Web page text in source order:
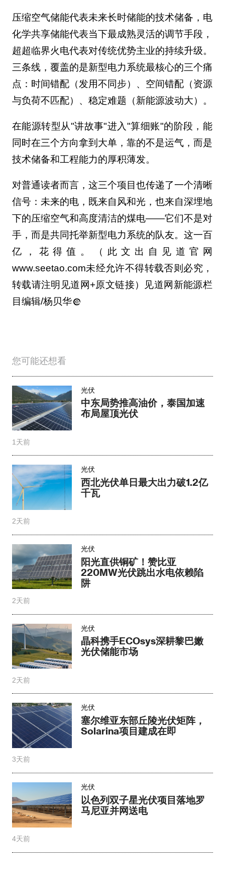
压缩空气储能代表未来长时储能的技术储备，电
化学共享储能代表当下最成熟灵活的调节手段，
超超临界火电代表对传统优势主业的持续升级。
三条线，覆盖的是新型电力系统最核心的三个痛
点：时间错配（发用不同步）、空间错配（资源
与负荷不匹配）、稳定难题（新能源波动大）。
在能源转型从"讲故事"进入"算细账"的阶段，能
同时在三个方向拿到大单，靠的不是运气，而是
技术储备和工程能力的厚积薄发。
对普通读者而言，这三个项目也传递了一个清晰
信号：未来的电，既来自风和光，也来自深埋地
下的压缩空气和高度清洁的煤电——它们不是对
手，而是共同托举新型电力系统的队友。这一百
亿，花得值。（此文出自见道官网
www.seetao.com未经允许不得转载否则必究，
转载请注明见道网+原文链接）见道网新能源栏
目编辑/杨贝华
您可能还想看
光伏
中东局势推高油价，泰国加速
布局屋顶光伏
1天前
光伏
西北光伏单日最大出力破1.2亿
千瓦
2天前
光伏
阳光直供铜矿！赞比亚
220MW光伏跳出水电依赖陷
阱
2天前
光伏
晶科携手ECOsys深耕黎巴嫩
光伏储能市场
2天前
光伏
塞尔维亚东部丘陵光伏矩阵，
Solarina项目建成在即
3天前
光伏
以色列双子星光伏项目落地罗
马尼亚并网送电​
4天前